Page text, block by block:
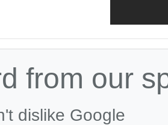
from our
dislike Google